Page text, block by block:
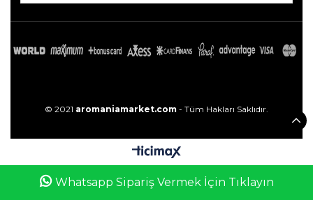
© 2021 aromaniamarket.com - Tüm Hakları Saklıdır.
Whatsapp Sipariş Vermek İçin Tıklayın
Favorilerim Sepetim Üye Girişi